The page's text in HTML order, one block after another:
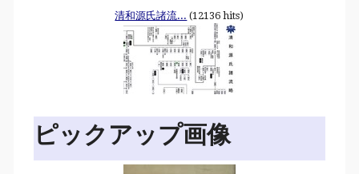
清和源氏諸流... (12136 hits)
ピックアップ画像